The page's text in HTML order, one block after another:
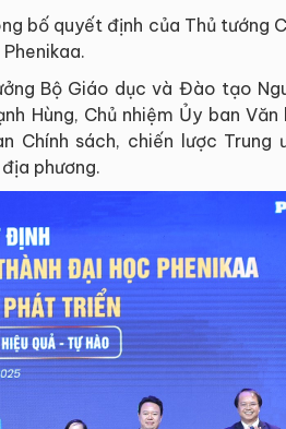
bố quyết định của Thủ tướng
Bộ Giáo dục và Đào tạo
Hùng, Chủ nhiệm Ủy ban Văn
Chính sách, chiến lược Trung
phương.